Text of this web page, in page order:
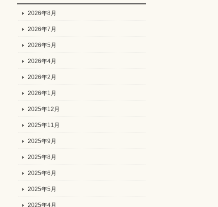
2026年8月
2026年7月
2026年5月
2026年4月
2026年2月
2026年1月
2025年12月
2025年11月
2025年9月
2025年8月
2025年6月
2025年5月
2025年4月